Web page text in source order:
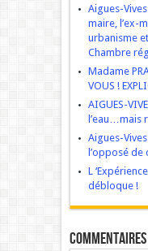
Aigues-
maire, l’ex-
urbanisme
Chambre
Madame
VOUS !
AIGUES-
l’eau…mais
Aigues-
l’opposé
L
débloque !